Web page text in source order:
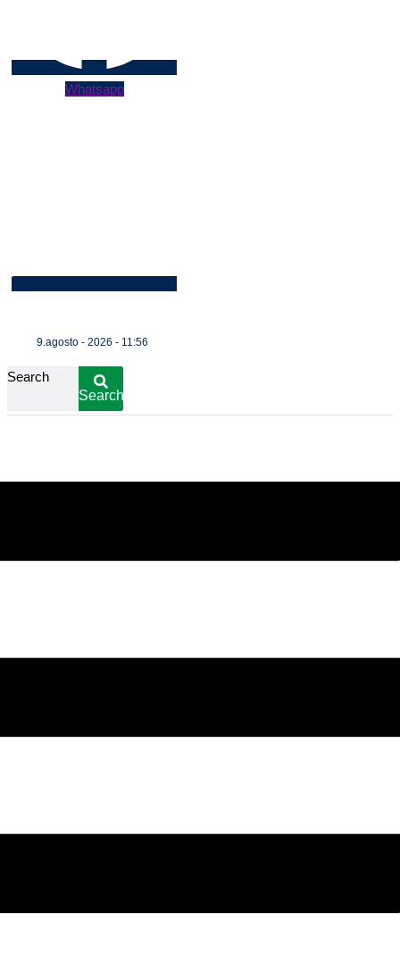
Whatsapp
9.agosto - 2026 - 11:56
Search
Search